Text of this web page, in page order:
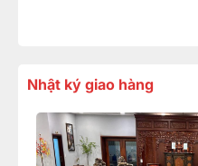
Nhật ký giao hàng